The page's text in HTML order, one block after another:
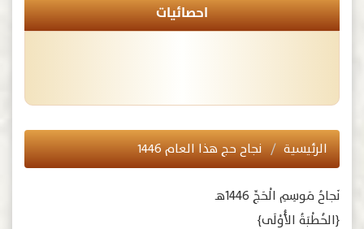
احصائيات
الرئيسية نجاح حج هذا العام ١٤٤٦
نَجاحُ مَوسِمِ الْحَجِّ 1446هـ
﴿الخُطْبَةُ الأُوْلَى﴾